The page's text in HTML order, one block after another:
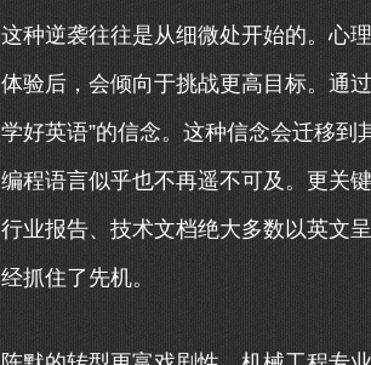
这种逆袭往往是从细微处开始的。心
体验后，会倾向于挑战更高目标。通
学好英语”的信念。这种信念会迁移
编程语言似乎也不再遥不可及。更关
行业报告、技术文档绝大多数以英文
经抓住了先机。